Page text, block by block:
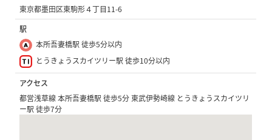
東京都墨田区東駒形４丁目11-6
駅
本所吾妻橋駅 徒歩5分以内
とうきょうスカイツリー駅 徒歩10分以内
アクセス
都営浅草線 本所吾妻橋駅 徒歩5分 東武伊勢崎線 とうきょうスカイツリ
ー駅 徒歩7分